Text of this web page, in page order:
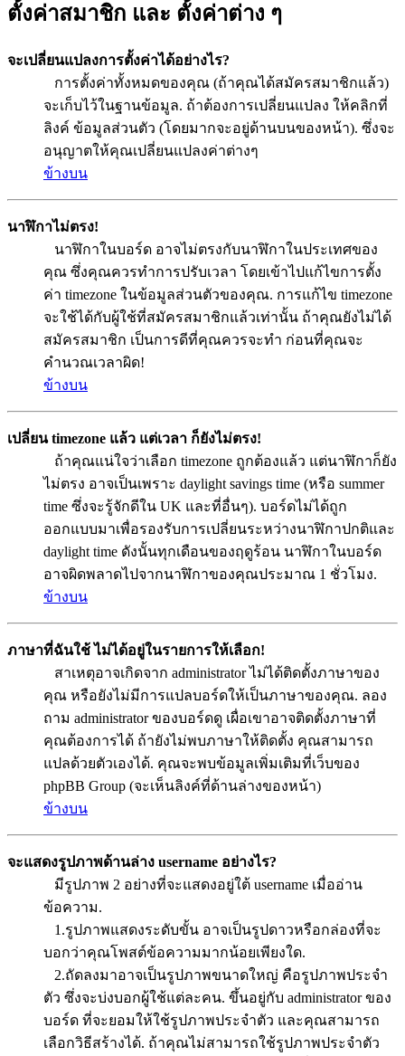
ตั้งค่าสมาชิก และ ตั้งค่าต่าง ๆ
จะเปลี่ยนแปลงการตั้งค่าได้อย่างไร?
การตั้งค่าทั้งหมดของคุณ (ถ้าคุณได้สมัครสมาชิกแล้ว)
จะเก็บไว้ในฐานข้อมูล. ถ้าต้องการเปลี่ยนแปลง ให้คลิกที่
ลิงค์ ข้อมูลส่วนตัว (โดยมากจะอยู่ด้านบนของหน้า). ซึ่งจะ
อนุญาตให้คุณเปลี่ยนแปลงค่าต่างๆ
ข้างบน
นาฬิกาไม่ตรง!
นาฬิกาในบอร์ด อาจไม่ตรงกับนาฬิกาในประเทศของ
คุณ ซึ่งคุณควรทำการปรับเวลา โดยเข้าไปแก้ไขการตั้ง
ค่า timezone ในข้อมูลส่วนตัวของคุณ. การแก้ไข timezone
จะใช้ได้กับผู้ใช้ที่สมัครสมาชิกแล้วเท่านั้น ถ้าคุณยังไม่ได้
สมัครสมาชิก เป็นการดีที่คุณควรจะทำ ก่อนที่คุณจะ
คำนวณเวลาผิด!
ข้างบน
เปลี่ยน timezone แล้ว แต่เวลา ก็ยังไม่ตรง!
ถ้าคุณแน่ใจว่าเลือก timezone ถูกต้องแล้ว แต่นาฬิกาก็ยัง
ไม่ตรง อาจเป็นเพราะ daylight savings time (หรือ summer
time ซึ่งจะรู้จักดีใน UK และที่อื่นๆ). บอร์ดไม่ได้ถูก
ออกแบบมาเพื่อรองรับการเปลี่ยนระหว่างนาฬิกาปกติและ
daylight time ดังนั้นทุกเดือนของฤดูร้อน นาฬิกาในบอร์ด
อาจผิดพลาดไปจากนาฬิกาของคุณประมาณ 1 ชั่วโมง.
ข้างบน
ภาษาที่ฉันใช้ ไม่ได้อยู่ในรายการให้เลือก!
สาเหตุอาจเกิดจาก administrator ไม่ได้ติดตั้งภาษาของ
คุณ หรือยังไม่มีการแปลบอร์ดให้เป็นภาษาของคุณ. ลอง
ถาม administrator ของบอร์ดดู เผื่อเขาอาจติดตั้งภาษาที่
คุณต้องการได้ ถ้ายังไม่พบภาษาให้ติดตั้ง คุณสามารถ
แปลด้วยตัวเองได้. คุณจะพบข้อมูลเพิ่มเติมที่เว็บของ
phpBB Group (จะเห็นลิงค์ที่ด้านล่างของหน้า)
ข้างบน
จะแสดงรูปภาพด้านล่าง username อย่างไร?
มีรูปภาพ 2 อย่างที่จะแสดงอยู่ใต้ username เมื่ออ่าน
ข้อความ.
1.รูปภาพแสดงระดับขั้น อาจเป็นรูปดาวหรือกล่องที่จะ
บอกว่าคุณโพสต์ข้อความมากน้อยเพียงใด.
2.ถัดลงมาอาจเป็นรูปภาพขนาดใหญ่ คือรูปภาพประจำ
ตัว ซึ่งจะบ่งบอกผู้ใช้แต่ละคน. ขึ้นอยู่กับ administrator ของ
บอร์ด ที่จะยอมให้ใช้รูปภาพประจำตัว และคุณสามารถ
เลือกวิธีสร้างได้. ถ้าคุณไม่สามารถใช้รูปภาพประจำตัว